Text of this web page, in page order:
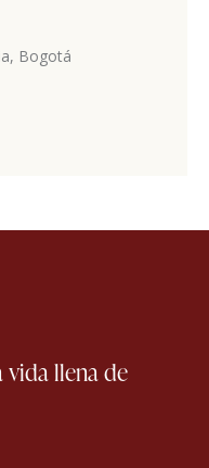
Bogotá
vida llena de